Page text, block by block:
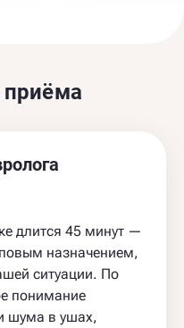
длится 45 минут —
назначением,
ситуации. По
понимание
шума в ушах,